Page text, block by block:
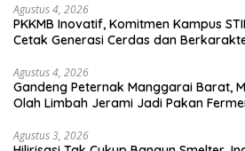
Agustus 4, 2026
PKKMB Inovatif, Komitmen Kampus
Cetak Generasi Cerdas dan
Agustus 4, 2026
Gandeng Peternak Manggarai Barat,
Olah Limbah Jerami Jadi Pakan
Agustus 3, 2026